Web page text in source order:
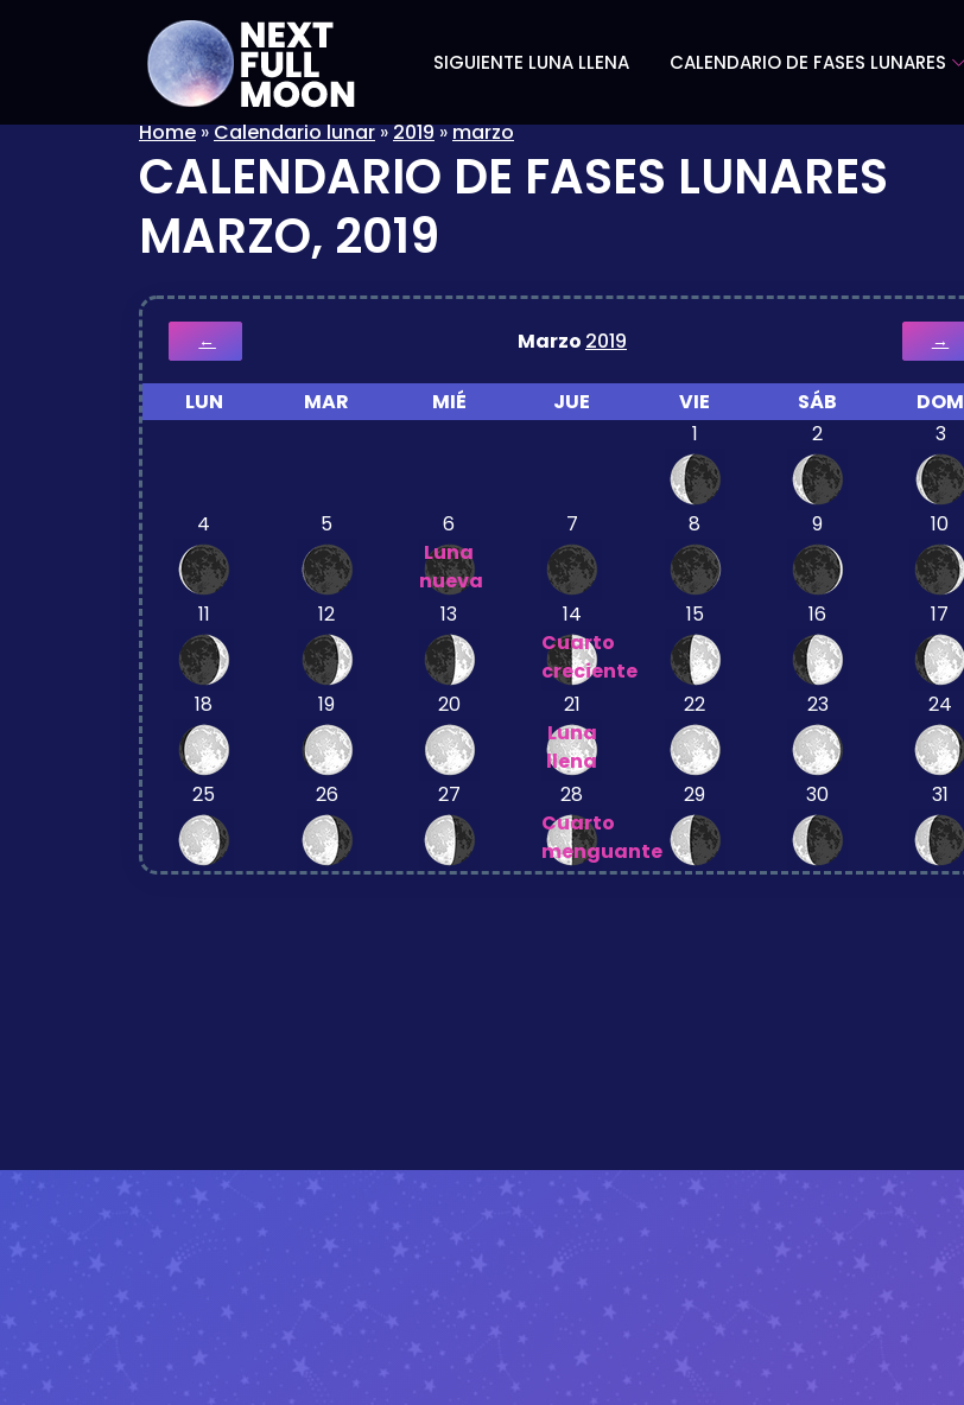
SIGUIENTE LUNA LLENA CALENDARIO DE FASES LUNARES
Home»Calendario lunar»2019»marzo
CALENDARIO DE FASES LUNARES
MARZO, 2019
← Marzo 2019 →
LUN MAR MIÉ JUE VIE SÁB
DOM
1
2 3
4 5
6
Luna
nueva
7 8 9 10
11 12 13
14
Cuarto
creciente
15 16 17
18 19 20
21
Luna
llena
22 23 24
25 26 27
28
Cuarto
menguante
29 30 31